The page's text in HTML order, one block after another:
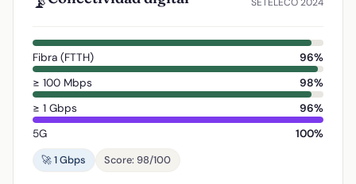
SETELECO 2024
Fibra (FTTH)
96%
≥ 100 Mbps
98%
≥ 1 Gbps
96%
5G
100%
🚀 1 Gbps
Score: 98/100